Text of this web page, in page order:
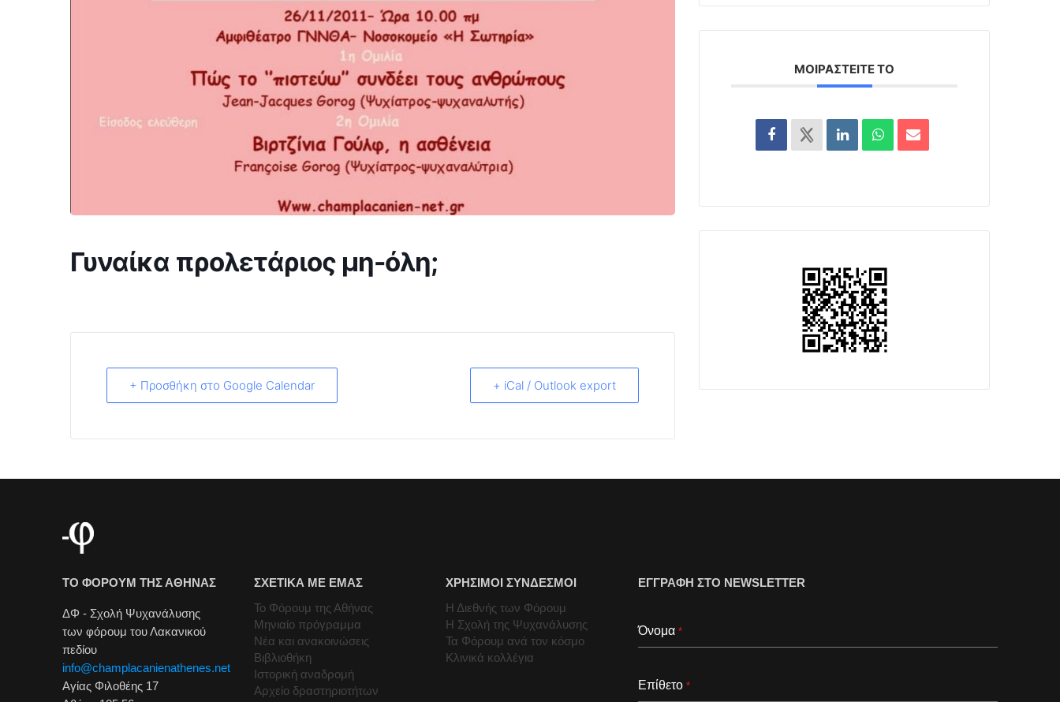
Γυναίκα προλετάριος μη-όλη;
+ Προσθήκη στο Google Calendar + iCal / Outlook export
ΜΟΙΡΑΣΤΕΊΤΕ ΤΟ
ΤΟ ΦΟΡΟΥΜ ΤΗΣ ΑΘΗΝΑΣ
ΔΦ - Σχολή Ψυχανάλυσης
των φόρουμ του Λακανικού
πεδίου
info@champlacanienathenes.net
Αγίας Φιλοθέης 17
ΣΧΕΤΙΚΑ ΜΕ ΕΜΑΣ
Το Φόρουμ της Αθήνας
Μηνιαίο πρόγραμμα
Νέα και ανακοινώσεις
Βιβλιοθήκη
Ιστορική αναδρομή
Αρχείο δραστηριοτήτων
ΧΡΗΣΙΜΟΙ ΣΥΝΔΕΣΜΟΙ
Η Διεθνής των Φόρουμ
Η Σχολή της Ψυχανάλυσης
Τα Φόρουμ ανά τον κόσμο
Κλινικά κολλέγια
ΕΓΓΡΑΦΗ ΣΤΟ NEWSLETTER
Όνομα *
Επίθετο *